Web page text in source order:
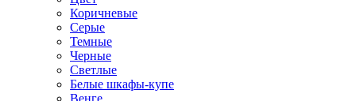
Коричневые
Серые
Темные
Черные
Светлые
Белые шкафы-купе
Венге